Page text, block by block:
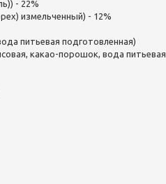
- 22%
измельченный) - 12%
питьевая подготовленная)
какао-порошок, вода питьевая